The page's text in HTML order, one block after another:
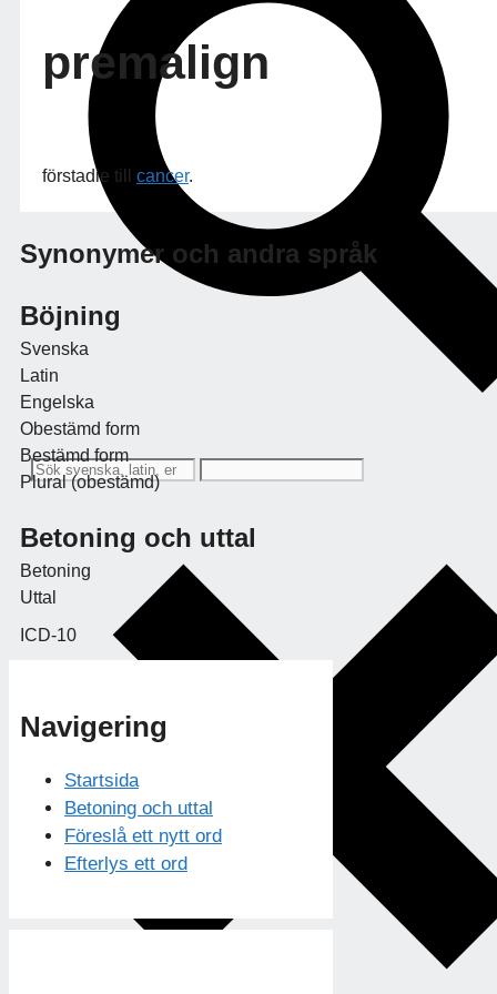
premalign
förstadie till cancer.
Synonymer och andra språk
Böjning
Svenska
Latin
Engelska
Obestämd form
Bestämd form
Plural (obestämd)
Betoning och uttal
Betoning
Uttal
ICD-10
Navigering
Startsida
Betoning och uttal
Föreslå ett nytt ord
Efterlys ett ord